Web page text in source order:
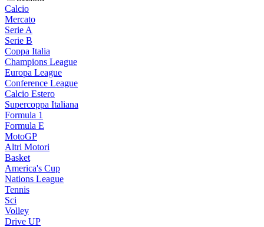
Calcio
Mercato
Serie A
Serie B
Coppa Italia
Champions League
Europa League
Conference League
Calcio Estero
Supercoppa Italiana
Formula 1
Formula E
MotoGP
Altri Motori
Basket
America's Cup
Nations League
Tennis
Sci
Volley
Drive UP